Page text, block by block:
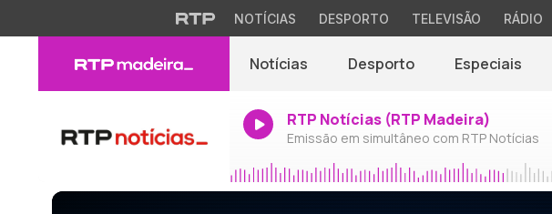
NOTÍCIAS DESPORTO TELEVISÃO RÁDIO
Notícias Desporto Especiais
RTP Notícias (RTP Madeira)
Emissão em simultâneo com RTP Notícias